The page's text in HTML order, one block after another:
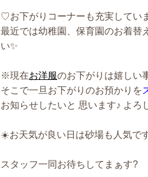
♡お下がりコーナーも充実して
最近では幼稚園、保育園のお着替
い✨
※現在お洋服のお下がりは嬉しい
そこで一旦お下がりのお預かりを
お知らせしたいと 思います♪ よろ
☀️お天気が良い日は砂場も人気
スタッフ一同お待ちしてまぁす?